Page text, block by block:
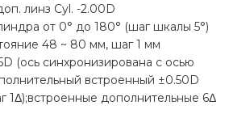
линз Cyl. -2.00D
от 0° до 180° (шаг шкалы 5°)
48 ~ 80 мм, шаг 1 мм
(ось синхронизирована с осью
встроенный ±0.50D
1Δ);встроенные дополнительные 6Δ